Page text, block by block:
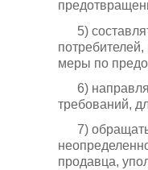
5)
меры по
6)
требований,
7)
продавца,